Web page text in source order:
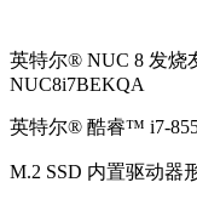
英特尔® NUC 8 发烧
NUC8i7BEKQA
英特尔® 酷睿™ i7-
M.2 SSD 内置驱动器